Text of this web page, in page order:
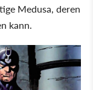
Medusa, deren
kann.